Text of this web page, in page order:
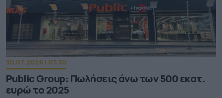
30.07.2026 | 07:30
Public Group: Πωλήσεις άνω των 500 εκατ.
ευρώ το 2025